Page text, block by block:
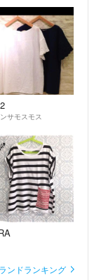
サモスモス
ンドランキング